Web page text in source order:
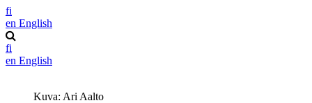
fi
en English
fi
en English
Kuva: Ari Aalto